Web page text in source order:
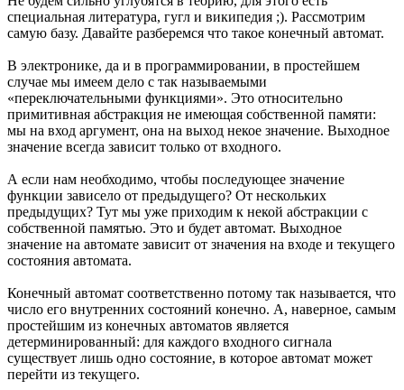
специальная литература, гугл и википедия ;). Рассмотрим
самую базу. Давайте разберемся что такое конечный автомат.
В электронике, да и в программировании, в простейшем
случае мы имеем дело с так называемыми
«переключательными функциями». Это относительно
примитивная абстракция не имеющая собственной памяти:
мы на вход аргумент, она на выход некое значение. Выходное
значение всегда зависит только от входного.
А если нам необходимо, чтобы последующее значение
функции зависело от предыдущего? От нескольких
предыдущих? Тут мы уже приходим к некой абстракции с
собственной памятью. Это и будет автомат. Выходное
значение на автомате зависит от значения на входе и текущего
состояния автомата.
Конечный автомат соответственно потому так называется, что
число его внутренних состояний конечно. А, наверное, самым
простейшим из конечных автоматов является
детерминированный: для каждого входного сигнала
существует лишь одно состояние, в которое автомат может
перейти из текущего.